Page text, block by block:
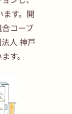
す。開
コープ
人 神戸
す。